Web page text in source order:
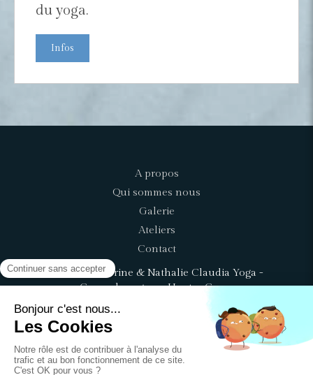
du yoga.
Infos
A propos
Qui sommes nous
Galerie
Ateliers
Contact
©2022 Catherine & Nathalie Claudia Yoga -
Cours de yoga en Haute- Corse
Mentions légales